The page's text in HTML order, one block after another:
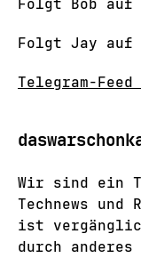
Folgt Bob auf
Folgt Jay auf
Telegram-Feed
Wir sind ein
Technews und
ist
durch